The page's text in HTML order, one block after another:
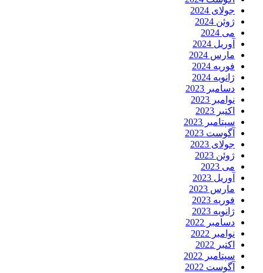
جولای 2024
ژوئن 2024
می 2024
آوریل 2024
مارس 2024
فوریه 2024
ژانویه 2024
دسامبر 2023
نوامبر 2023
اکتبر 2023
سپتامبر 2023
آگوست 2023
جولای 2023
ژوئن 2023
می 2023
آوریل 2023
مارس 2023
فوریه 2023
ژانویه 2023
دسامبر 2022
نوامبر 2022
اکتبر 2022
سپتامبر 2022
آگوست 2022